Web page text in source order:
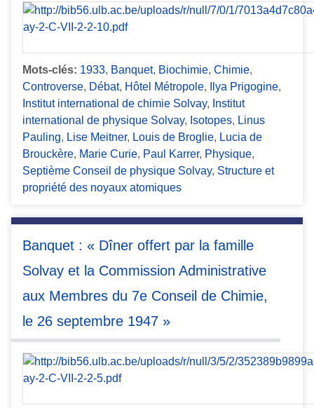
Mots-clés: 1933, Banquet, Biochimie, Chimie,
Controverse, Débat, Hôtel Métropole, Ilya Prigogine,
Institut international de chimie Solvay, Institut
international de physique Solvay, Isotopes, Linus
Pauling, Lise Meitner, Louis de Broglie, Lucia de
Brouckère, Marie Curie, Paul Karrer, Physique,
Septième Conseil de physique Solvay, Structure et
propriété des noyaux atomiques
Banquet : « Dîner offert par la famille
Solvay et la Commission Administrative
aux Membres du 7e Conseil de Chimie,
le 26 septembre 1947 »